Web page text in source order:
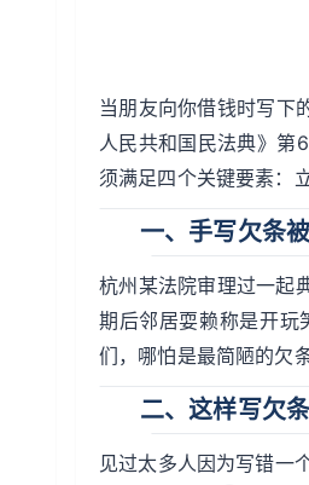
当朋友向你借钱时写下
人民共和国民法典》第
须满足四个关键要素：
一、手写欠条
杭州某法院审理过一起
期后邻居耍赖称是开玩
们，哪怕是最简陋的欠
二、这样写欠
见过太多人因为写错